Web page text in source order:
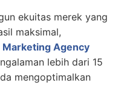
ekuitas merek yang
maksimal,
Marketing Agency
lebih dari 15
mengoptimalkan